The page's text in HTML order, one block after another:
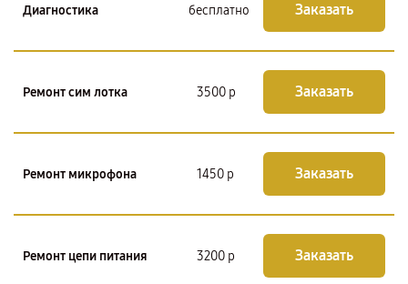
Диагностика бесплатно Заказать
Ремонт сим лотка 3500 р Заказать
Ремонт микрофона 1450 р Заказать
Ремонт цепи питания 3200 р Заказать